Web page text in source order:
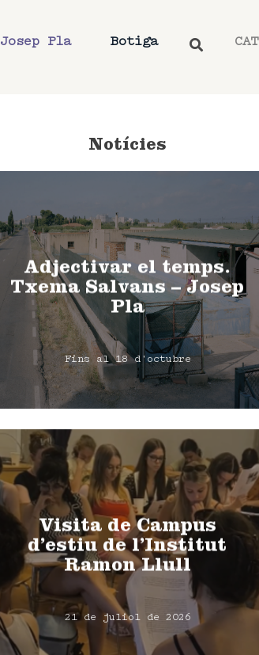
Josep Pla Botiga CAT
Notícies
Adjectivar el temps.
Txema Salvans – Josep
Pla
Fins al 18 d'octubre
Visita de Campus
d’estiu de l’Institut
Ramon Llull
21 de juliol de 2026